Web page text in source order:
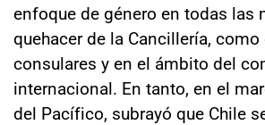
enfoque de género en todas las
quehacer de la Cancillería,
consulares y en el ámbito del
internacional. En tanto, en el
del Pacífico, subrayó que Chile